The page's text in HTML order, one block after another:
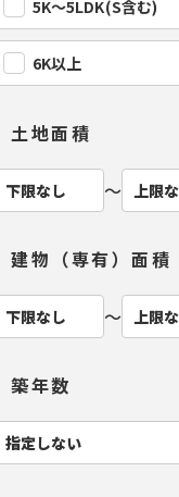
5K〜5LDK(S含む)
6K以上
土地面積
〜
建物（専有）面積
〜
築年数